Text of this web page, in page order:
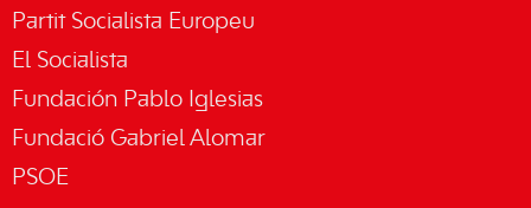
Partit Socialista Europeu
El Socialista
Fundación Pablo Iglesias
Fundació Gabriel Alomar
PSOE